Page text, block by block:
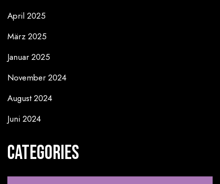
April 2025
März 2025
Januar 2025
November 2024
August 2024
Juni 2024
Categories